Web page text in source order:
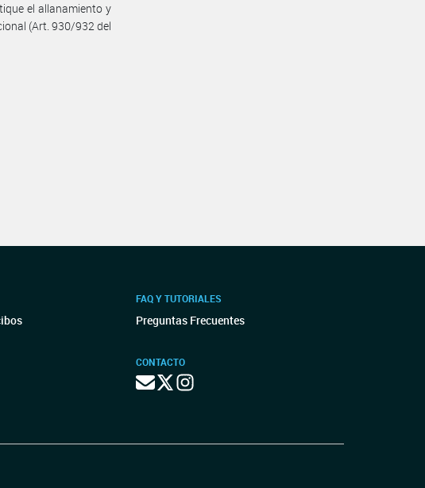
el allanamiento y
(Art. 930/932 del
FAQ Y TUTORIALES
Preguntas Frecuentes
CONTACTO